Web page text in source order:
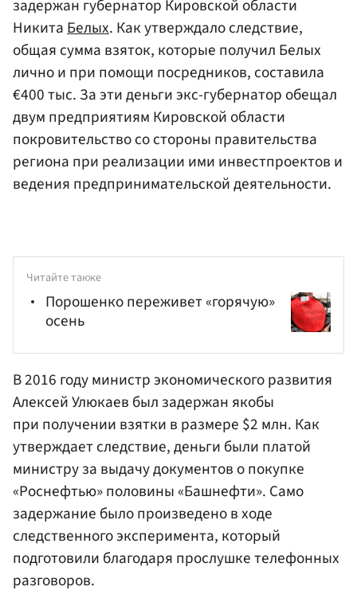
задержан губернатор Кировской области
НикитаБелых. Как утверждало следствие,
общая сумма взяток, которые получил Белых
лично и при помощи посредников, составила
€400 тыс. За эти деньги экс-губернатор обещал
двум предприятиям Кировской области
покровительство со стороны правительства
региона при реализации ими инвестпроектов и
ведения предпринимательской деятельности.
Читайте также
Порошенко переживет «горячую»
осень
В 2016 году министр экономического развития
Алексей Улюкаев был задержан якобы
при получении взятки в размере $2 млн. Как
утверждает следствие, деньги были платой
министру за выдачу документов о покупке
«Роснефтью»половины«Башнефти». Само
задержание было произведено в ходе
следственного эксперимента, который
подготовили благодаря прослушке телефонных
разговоров.